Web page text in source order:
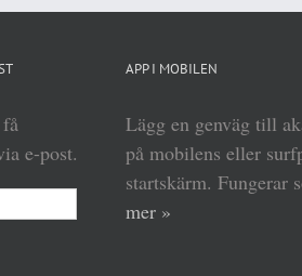
e-post.
APP I MOBILEN
Lägg en genväg till
på mobilens eller
startskärm. Fungerar
mer »